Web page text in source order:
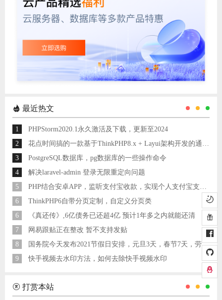
最近热文
1
PHPStorm2020.1永久激活及下载，更新至2024
2
花点时间搞的一款基于ThinkPHP8.x + Layui架构开发的通用后台管理系统
3
PostgreSQL数据库，pg数据库的一些操作命令
4
解决laravel-admin 登录无限重定向问题
5
PHP结合安卓APP，监听支付宝收款，实现个人支付宝支付接口
6
ThinkPHP6自带分页定制，自定义分页类
6
《真还传》,6亿债务已还超4亿 预计1年多之内就能还清
7
网易跟贴正在整改 暂不支持发贴
8
国务院今天发布2021节假日安排，元旦3天，春节7天，劳动节5天
9
快手视频去水印方法，如何去除快手视频水印
打赏本站